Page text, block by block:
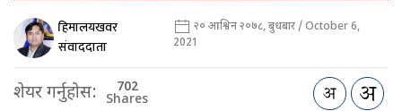
हिमालयखवर
संवाददाता
२० आश्विन २०७८, बुधबार / October 6,
2021
शेयर गर्नुहोस: 702
Shares